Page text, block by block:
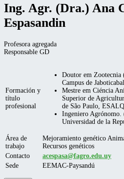
Ing. Agr. (Dra.) Ana
Espasandin
Profesora agregada
Responsable GD
Formación y
título
profesional
Doutor em Zootecnia
Campus de
Mestre em Ciéncia
Superior de
de São Paulo,
Ingeniero Agrónomo.
Universidad de la
Área de
trabajo
Mejoramiento genético
Recursos genéticos
Contacto
acespasa@fagro.edu.uy
Sede
EEMAC-Paysandú